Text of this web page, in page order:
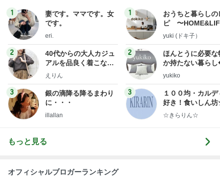
1
妻です。ママです。女
です。
eri.
2
40代からの大人カジュ
アルを品良く着こなす
ファッションブログ
えりん
3
銀の滴降る降るまわり
に・・・
illallan
1
おうちと暮らしの
ピ 〜
yuki (ドキ子）
2
ほんとうに必要な
か持たない暮ら
ep Life Simple◆
yukiko
3
１００均・カルデ
好き！食いしん
らりん☆のブログ
☆きらりん☆
もっと見る
オフィシャルブロガーランキング